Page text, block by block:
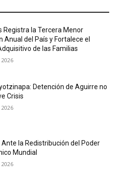
Registra la Tercera Menor
Anual del País y Fortalece el
de las Familias
Detención de Aguirre no
Crisis
Ante la Redistribución del Poder
Mundial